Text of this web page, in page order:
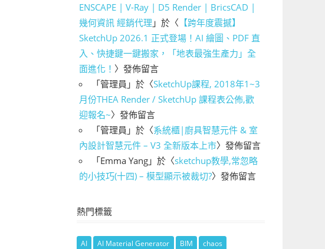
ENSCAPE | V-Ray | D5 Render | BricsCAD |
幾何資訊 經銷代理 」於〈 【跨年度震撼】
SketchUp 2026.1 正式登場！AI 繪圖、PDF 直
入、快捷鍵一鍵搬家，「地表最強生產力」全
面進化！ 〉發佈留言
「管理員 」於〈SketchUp課程, 2018年1~3
月份THEA Render / SketchUp 課程表公佈,歡
迎報名~〉發佈留言
「管理員 」於〈系統櫃|廚具智慧元件 & 室
內設計智慧元件 – V3 全新版本上市〉發佈留言
「Emma Yang 」於〈sketchup教學,常忽略
的小技巧(十四) – 模型顯示被裁切?〉發佈留言
熱門標籤
AI AI Material Generator BIM
chaos